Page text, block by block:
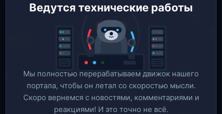
Ведутся технические работы
Мы полностью перерабатываем движок нашего
портала, чтобы он летал со скоростью мысли.
Скоро вернемся c новостями, комментариями и
реакциями! И это точно не всё.